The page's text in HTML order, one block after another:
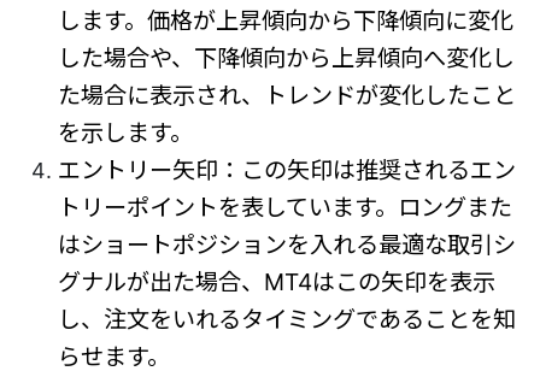
します。価格が上昇傾向から下降傾向に変化
した場合や、下降傾向から上昇傾向へ変化し
た場合に表示され、トレンドが変化したこと
を示します。
エントリー矢印：この矢印は推奨されるエン
トリーポイントを表しています。ロングまた
はショートポジションを入れる最適な取引シ
グナルが出た場合、MT4はこの矢印を表示
し、注文をいれるタイミングであることを知
らせます。